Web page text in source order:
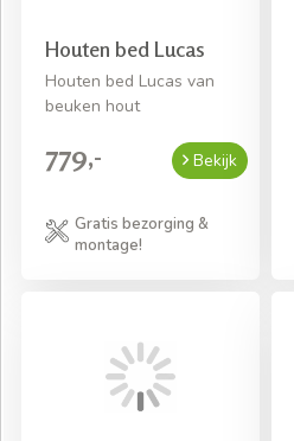
Houten bed Lucas
Houten bed Lucas van
beuken hout
779,- Bekijk
Gratis bezorging &
montage!